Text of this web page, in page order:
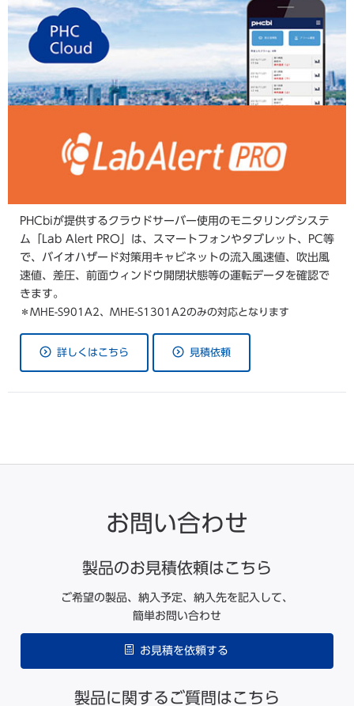
PHCbiが提供するクラウドサーバー使用のモニタリングシステ
ム「Lab Alert PRO」は、スマートフォンやタブレット、PC等
で、バイオハザード対策用キャビネットの流入風速値、吹出風
速値、差圧、前面ウィンドウ開閉状態等の運転データを確認で
きます。
＊MHE-S901A2、MHE-S1301A2のみの対応となります
詳しくはこちら 見積依頼
お問い合わせ
製品のお見積依頼はこちら
ご希望の製品、納入予定、納入先を記入して、
簡単お問い合わせ
お見積を依頼する
製品に関するご質問はこちら